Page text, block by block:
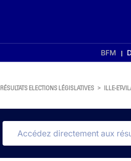
BFM
RÉSULTATS ELECTIONS LÉGISLATIVES > ILLE-ET-